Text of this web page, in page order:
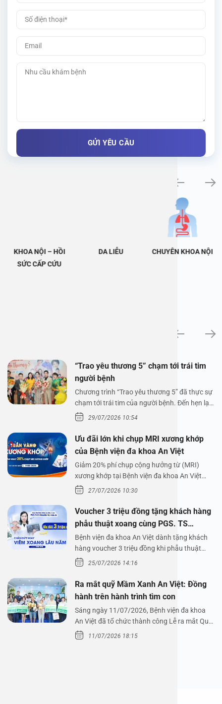
KHOA NỘI – HỒI
SỨC CẤP CỨU
DA LIỄU CHUYÊN KHOA NỘI
“Trao yêu thương 5” chạm tới trái tim
người bệnh
Chương trình “Trao yêu thương 5” đã thực sự
chạm tới trái tim của người bệnh. Đến hẹn lại
lên,…29/07/2026 10:54
Ưu đãi lớn khi chụp MRI xương khớp
của Bệnh viện đa khoa An Việt
Giảm 20% phí chụp cộng hưởng từ (MRI)
xương khớp tại Bệnh viện đa khoa An Việt
Bệnh viện đa…
27/07/2026 10:30
Voucher 3 triệu đồng tặng khách hàng
phẫu thuật xoang cùng PGS. TS
Nguyễn Thị Hoài An
Bệnh viện đa khoa An Việt dành tặng khách
hàng voucher 3 triệu đồng khi phẫu thuật
xoang cùng PGS.…
25/07/2026 14:16
Ra mắt quỹ Mầm Xanh An Việt: Đồng
hành trên hành trình tìm con
Sáng ngày 11/07/2026, Bệnh viện đa khoa
An Việt đã tổ chức thành công Lễ ra mắt Quỹ
Mầm Xanh…
11/07/2026 18:15